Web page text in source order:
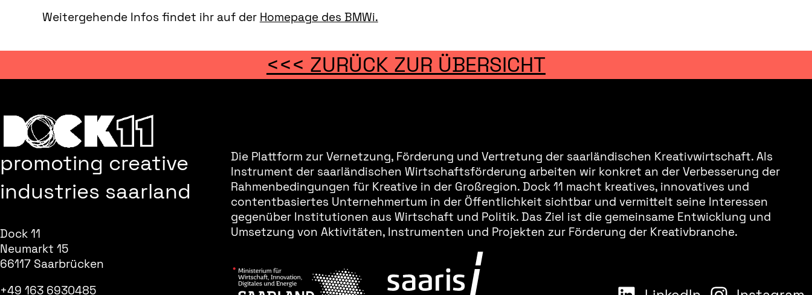
Weitergehende Infos findet ihr auf der Homepage des BMWi.
<<< ZURÜCK ZUR ÜBERSICHT
promoting creative
industries saarland
Dock 11
Neumarkt 15
66117 Saarbrücken
+49 163 6930485
Die Plattform zur Vernetzung, Förderung und Vertretung der saarländischen Kreativwirtschaft. Als
Instrument der saarländischen Wirtschaftsförderung arbeiten wir konkret an der Verbesserung der
Rahmenbedingungen für Kreative in der Großregion. Dock 11 macht kreatives, innovatives und
contentbasiertes Unternehmertum in der Öffentlichkeit sichtbar und vermittelt seine Interessen
gegenüber Institutionen aus Wirtschaft und Politik. Das Ziel ist die gemeinsame Entwicklung und
Umsetzung von Aktivitäten, Instrumenten und Projekten zur Förderung der Kreativbranche.